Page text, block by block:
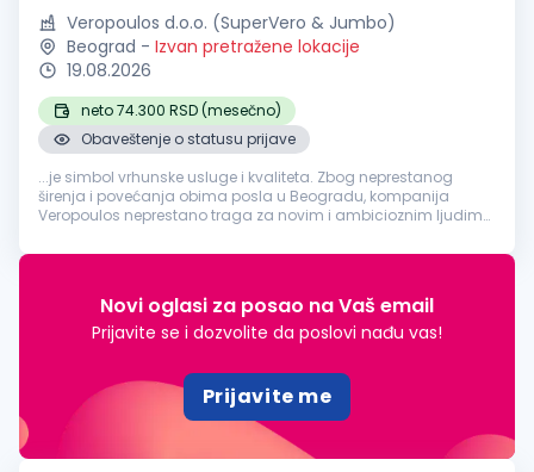
Veropoulos d.o.o. (SuperVero & Jumbo)
Beograd - Izvan pretražene lokacije
19.08.2026
neto 74.300 RSD (mesečno)
Obaveštenje o statusu prijave
...je simbol vrhunske usluge i kvaliteta. Zbog neprestanog
širenja i povećanja obima posla u Beogradu, kompanija
Veropoulos neprestano traga za novim i ambicioznim ljudima
(domaća kuhinja) Lokacija rada...
Novi oglasi za posao na Vaš email
Prijavite se i dozvolite da poslovi nađu vas!
Prijavite me